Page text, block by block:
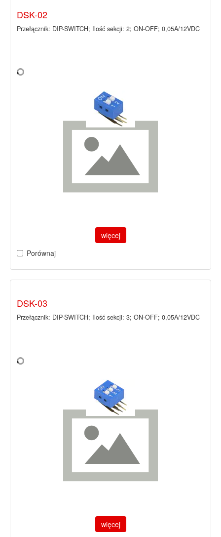
DSK-02
Przełącznik: DIP-SWITCH; Ilość sekcji: 2; ON-OFF; 0,05A/12VDC
więcej
Porównaj
DSK-03
Przełącznik: DIP-SWITCH; Ilość sekcji: 3; ON-OFF; 0,05A/12VDC
więcej